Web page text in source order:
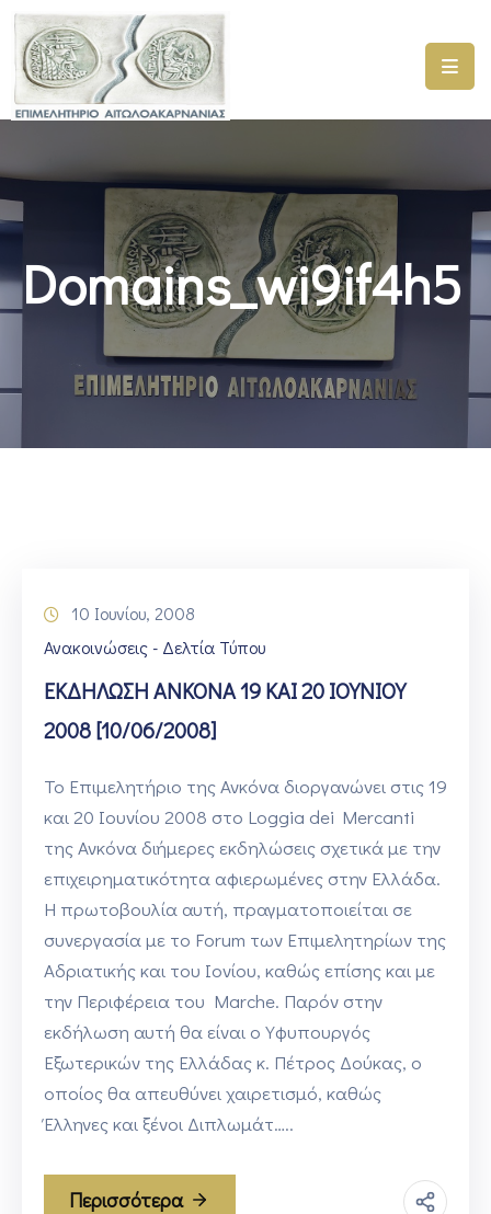
ΑΡΧΙΚΗ
ΓΕΜΗ
–
ΠΡΟΓΡΑΜΜΑΤΑ
ΕΠΙΜΕΛΗΤΗΡΙΟΥ
ΣΥΜΜΕΤΟΧΗ
ΣΕ
Domains_wi9if4h5
10 Ιουνίου, 2008
Ανακοινώσεις - Δελτία Τύπου
ΕΚΔΗΛΩΣΗ ΑΝΚΟΝΑ 19 ΚΑΙ 20 ΙΟΥΝΙΟΥ
2008 [10/06/2008]
Το Επιμελητήριο της Ανκόνα διοργανώνει στις 19
και 20 Ιουνίου 2008 στο Loggia dei Mercanti
της Ανκόνα διήμερες εκδηλώσεις σχετικά με την
επιχειρηματικότητα αφιερωμένες στην Ελλάδα.
Η πρωτοβουλία αυτή, πραγματοποιείται σε
συνεργασία με το Forum των Επιμελητηρίων της
Αδριατικής και του Ιονίου, καθώς επίσης και με
την Περιφέρεια του Marche. Παρόν στην
εκδήλωση αυτή θα είναι ο Υφυπουργός
Εξωτερικών της Ελλάδας κ. Πέτρος Δούκας, ο
οποίος θα απευθύνει χαιρετισμό, καθώς
Έλληνες και ξένοι Διπλωμάτ…..
Περισσότερα